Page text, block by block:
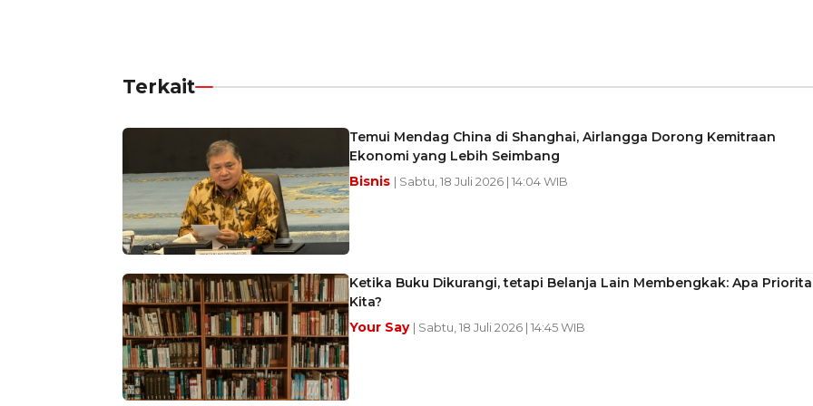
Terkait
Temui Mendag China di Shanghai, Airlangga Dorong Kemitraan
Ekonomi yang Lebih Seimbang
Bisnis | Sabtu, 18 Juli 2026 | 14:04 WIB
Ketika Buku Dikurangi, tetapi Belanja Lain Membengkak: Apa
Kita?
Your Say | Sabtu, 18 Juli 2026 | 14:45 WIB